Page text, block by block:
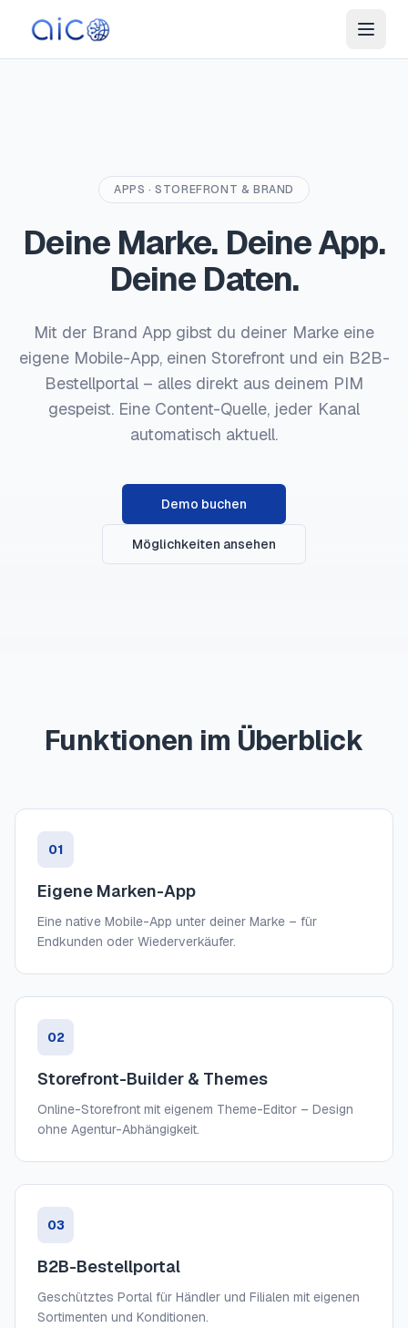
APPS · STOREFRONT & BRAND
Deine Marke. Deine App.
Deine Daten.
Mit der Brand App gibst du deiner Marke eine
eigene Mobile-App, einen Storefront und ein B2B-
Bestellportal – alles direkt aus deinem PIM
gespeist. Eine Content-Quelle, jeder Kanal
automatisch aktuell.
Demo buchen
Möglichkeiten ansehen
Funktionen im Überblick
01
Eigene Marken-App
Eine native Mobile-App unter deiner Marke – für
Endkunden oder Wiederverkäufer.
02
Storefront-Builder & Themes
Online-Storefront mit eigenem Theme-Editor – Design
ohne Agentur-Abhängigkeit.
03
B2B-Bestellportal
Geschütztes Portal für Händler und Filialen mit eigenen
Sortimenten und Konditionen.